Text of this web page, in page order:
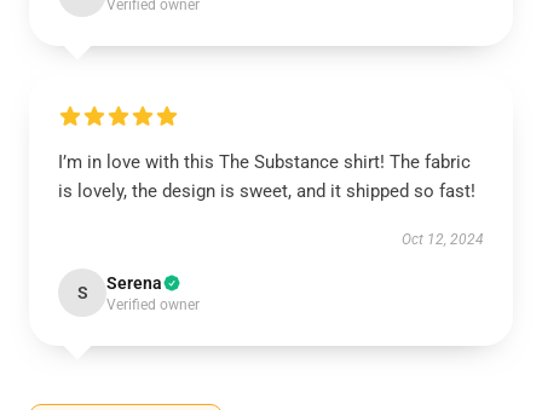
Verified owner
I’m in love with this The Substance shirt! The fabric
is lovely, the design is sweet, and it shipped so fast!
Oct 12, 2024
S Serena
Verified owner